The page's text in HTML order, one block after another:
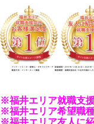
※福井エリア就職支
※福井エリア希望職